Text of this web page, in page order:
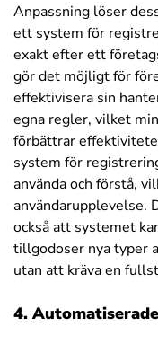
Anpassning löser
ett system för
exakt efter ett
gör det möjligt för
effektivisera sin
egna regler, vilket
förbättrar
system för
använda och förstå,
användarupplevelse.
också att systemet
tillgodoser nya typer
utan att kräva en
4.